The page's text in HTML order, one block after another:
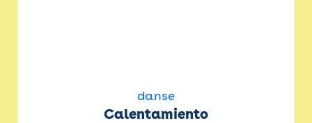
danse
Calentamiento